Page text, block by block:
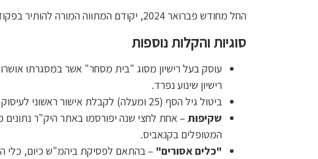
החל מחודש פברואר 2024, יקודם המתווה המורה להותיר בפקודת הסמים המסוכנים רכיבים פסיכו-אקטיביים בלבד בריכוז THC (ויתר משפחת קנבינואידים שלו) מעל 0.3%.
סוגיות והקלות נוספות
עוסק בעל רישיון מסוג "בית מסחר" אשר במסגרתו
רישיון שינוע נפרד.
ביטול גיל הסף (25 ומעלה) לקבלת אישור ראשוני לעיסוק בקנאביס.
שקיפות – אחת לחצי שנה יפורסמו באתר היק"ר נתונים
המטופלים בקנאביס.
"כלים אסורים" – בהתאם לפסיקת ביהמ"ש כיום, כלי